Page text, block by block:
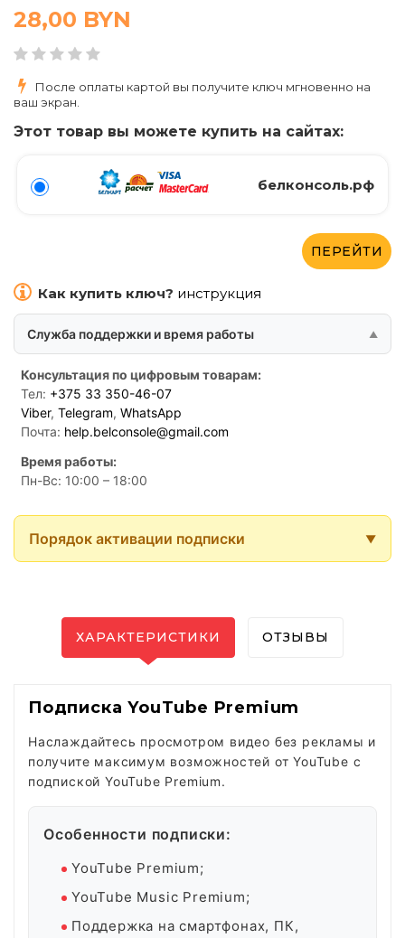
28,00 BYN
После оплаты картой вы получите ключ мгновенно на
ваш экран.
Этот товар вы можете купить на сайтах:
белконсоль.рф
ПЕРЕЙТИ
Как купить ключ? инструкция
Служба поддержки и время работы
Консультация по цифровым товарам:
Тел: +375 33 350-46-07
Viber, Telegram, WhatsApp
Почта: help.belconsole@gmail.com
Время работы:
Пн-Вс: 10:00 – 18:00
Порядок активации подписки
ХАРАКТЕРИСТИКИ ОТЗЫВЫ
Подписка YouTube Premium
Наслаждайтесь просмотром видео без рекламы и
получите максимум возможностей от YouTube с
подпиской YouTube Premium.
Особенности подписки:
YouTube Premium;
YouTube Music Premium;
Поддержка на смартфонах, ПК,